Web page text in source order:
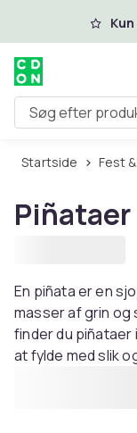
Spring til
Søg efter
Startside Fest
Piñataer
En piñata er en
masser af grin og
finder du piñataer
at fylde med slik